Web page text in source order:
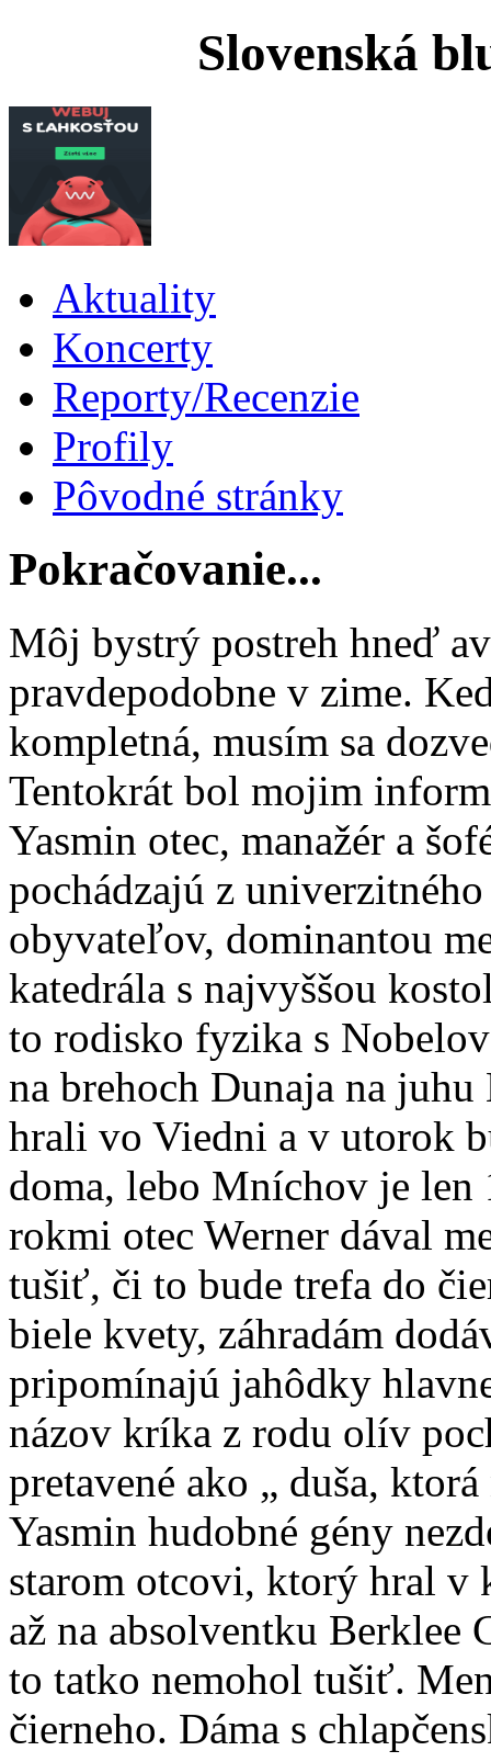
Slovenská
Aktuality
Koncerty
Reporty/Recenzie
Profily
Pôvodné stránky
Pokračovanie...
Môj bystrý postreh hneď
pravdepodobne v zime.
kompletná, musím sa
Tentokrát bol mojim
Yasmin otec, manažér a
pochádzajú z
obyvateľov, dominantou
katedrála s najvyššou
to rodisko fyzika s
na brehoch Dunaja na
hrali vo Viedni a v utorok
doma, lebo Mníchov je
rokmi otec Werner dával
tušiť, či to bude trefa do
biele kvety, záhradám
pripomínajú jahôdky
názov kríka z rodu olív
pretavené ako „ duša,
Yasmin hudobné gény
starom otcovi, ktorý hral v
až na absolventku Berklee
to tatko nemohol tušiť.
čierneho. Dáma s